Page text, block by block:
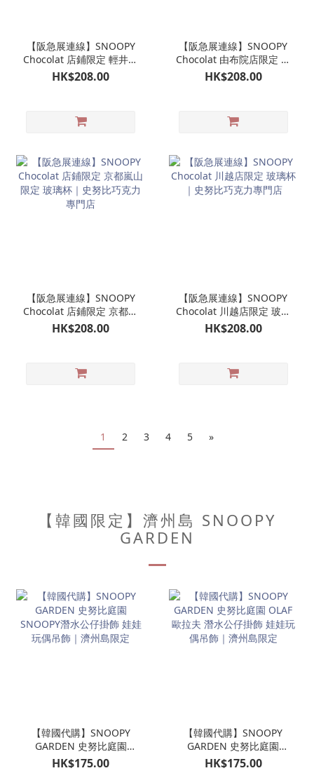
【阪急展連線】SNOOPY
Chocolat 店鋪限定 輕井澤
限定 玻璃杯｜史努比巧克
力專門店
HK$208.00
【阪急展連線】SNOOPY
Chocolat 由布院店限定 玻
璃杯｜史努比巧克力專門
HK$208.00
【阪急展連線】SNOOPY
Chocolat 店鋪限定 京都嵐
山限定 玻璃杯｜史努比巧
克力專門店
HK$208.00
【阪急展連線】SNOOPY
Chocolat 川越店限定 玻璃
杯｜史努比巧克力專門店
HK$208.00
1 2 3 4 5 »
【韓國限定】濟州島 SNOOPY
GARDEN
【韓國代購】SNOOPY
GARDEN 史努比庭園
SNOOPY潛水公仔掛飾 娃
娃玩偶吊飾｜濟州島限定
HK$175.00
【韓國代購】SNOOPY
GARDEN 史努比庭園
OLAF 歐拉夫 潛水公仔掛
飾 娃娃玩偶吊飾｜濟州島
HK$175.00